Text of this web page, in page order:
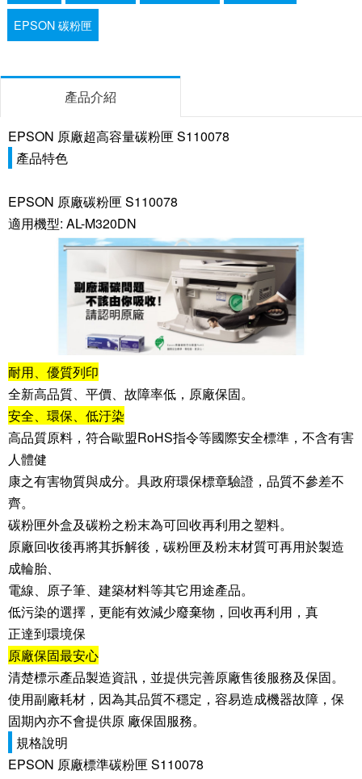
EPSON 碳粉匣
產品介紹
EPSON 原廠超高容量碳粉匣 S110078
產品特色
EPSON 原廠碳粉匣 S110078
適用機型: AL-M320DN
耐用、優質列印
全新高品質、平價、故障率低，原廠保固。
安全、環保、低汙染
高品質原料，符合歐盟RoHS指令等國際安全標準，不含有害
人體健
康之有害物質與成分。具政府環保標章驗證，品質不參差不
齊。
碳粉匣外盒及碳粉之粉末為可回收再利用之塑料。
原廠回收後再將其拆解後，碳粉匣及粉末材質可再用於製造
成輪胎、
電線、原子筆、建築材料等其它用途產品。
低污染的選擇，更能有效減少廢棄物，回收再利用，真
正達到環境保
原廠保固最安心
清楚標示產品製造資訊，並提供完善原廠售後服務及保固。
使用副廠耗材，因為其品質不穩定，容易造成機器故障，保
固期內亦不會提供原 廠保固服務。
規格說明
EPSON 原廠標準碳粉匣 S110078